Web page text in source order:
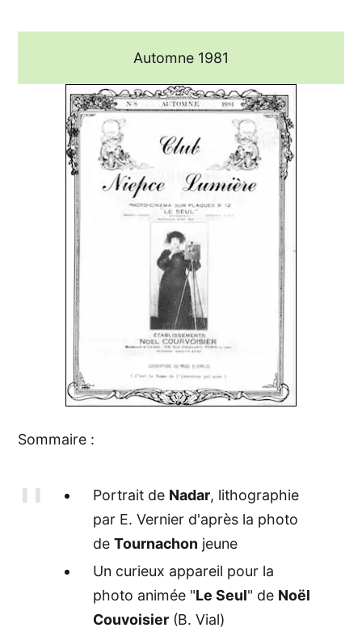
Automne 1981
Sommaire :
Portrait de Nadar, lithographie
par E. Vernier d'après la photo
deTournachon jeune
Un curieux appareil pour la
photo animée "Le Seul" de Noël
Couvoisier (B. Vial)